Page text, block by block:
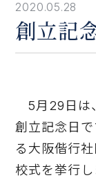
2020.05.28
創立記
5月29日は
創立記念日
る大阪偕行
校式を挙行